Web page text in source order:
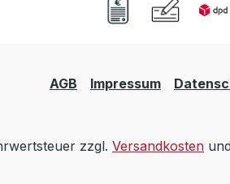
AGB Impressum
zzgl. Versandkosten